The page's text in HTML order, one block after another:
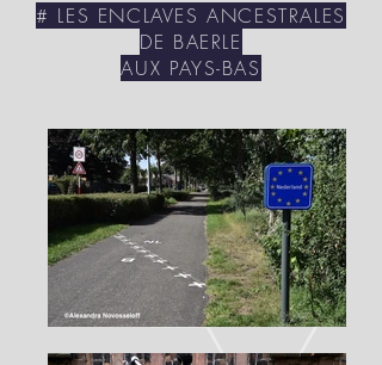
# LES ENCLAVES ANCESTRALES
DE BAERLE
AUX PAYS-BAS